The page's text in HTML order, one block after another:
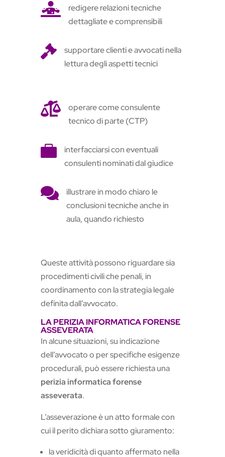

redigere relazioni tecniche
dettagliate e comprensibili

supportare clienti e avvocati nella
lettura degli aspetti tecnici

operare come consulente
tecnico di parte (CTP)

interfacciarsi con eventuali
consulenti nominati dal giudice

illustrare in modo chiaro le
conclusioni tecniche anche in
aula, quando richiesto
Queste attività possono riguardare sia
procedimenti civili che penali, in
coordinamento con la strategia legale
definita dall’avvocato.
LA PERIZIA INFORMATICA FORENSE
ASSEVERATA
In alcune situazioni, su indicazione
dell’avvocato o per specifiche esigenze
procedurali, può essere richiesta una
perizia informatica forense
asseverata.
L’asseverazione è un atto formale con
cui il perito dichiara sotto giuramento:
la veridicità di quanto affermato nella